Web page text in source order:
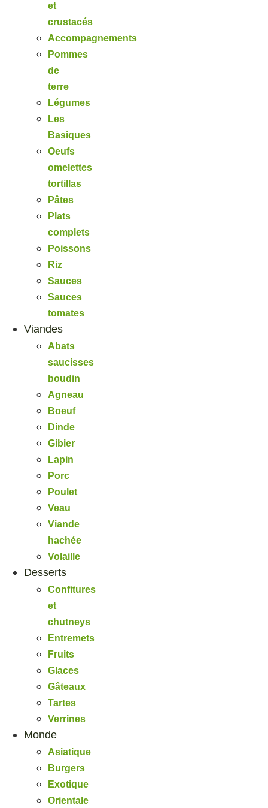
et
crustacés
Accompagnements
Pommes
de
terre
Légumes
Les
Basiques
Oeufs
omelettes
tortillas
Pâtes
Plats
complets
Poissons
Riz
Sauces
Sauces
tomates
Viandes
Abats
saucisses
boudin
Agneau
Boeuf
Dinde
Gibier
Lapin
Porc
Poulet
Veau
Viande
hachée
Volaille
Desserts
Confitures
et
chutneys
Entremets
Fruits
Glaces
Gâteaux
Tartes
Verrines
Monde
Asiatique
Burgers
Exotique
Orientale